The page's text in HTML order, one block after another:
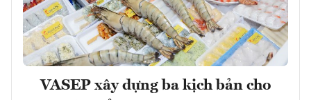
VASEP xây dựng ba kịch bản cho